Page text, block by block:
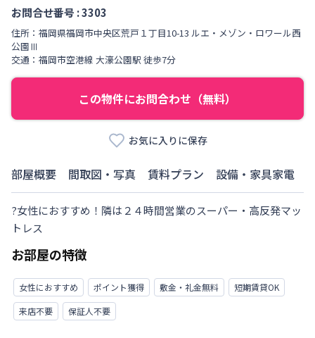
お問合せ番号 :3303
住所： 福岡県福岡市中央区荒戸 １丁目10-13 ルエ・メゾン・ロワール西
公園Ⅲ
交通： 福岡市空港線 大濠公園駅 徒歩7分
この物件にお問合わせ（無料）
お気に入りに保存
部屋概要 間取図・写真 賃料プラン 設備・家具家電
?️女性におすすめ！隣は２４時間営業のスーパー・高反発マッ
トレス
お部屋の特徴
女性におすすめ ポイント獲得 敷金・礼金無料
短期賃貸OK
来店不要
保証人不要